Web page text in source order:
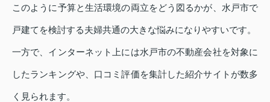
このように予算と生活環境の両立をどう図るかが、水戸市で
戸建てを検討する夫婦共通の大きな悩みになりやすいです。
一方で、インターネット上には水戸市の不動産会社を対象に
したランキングや、口コミ評価を集計した紹介サイトが数多
く見られます。